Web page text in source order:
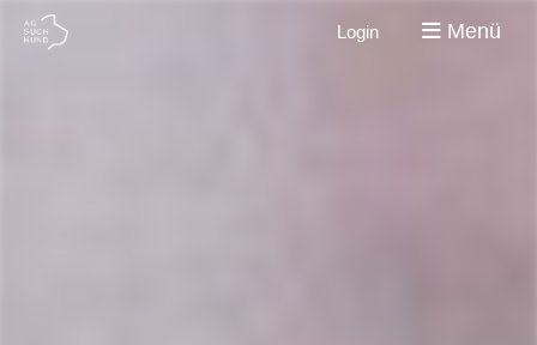
Login Menü